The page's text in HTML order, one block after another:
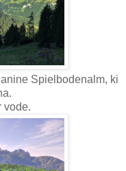
Spielbodenalm, ki
vode.